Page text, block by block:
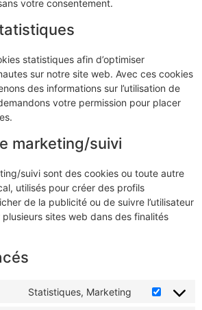
votre consentement.
statistiques afin d’optimiser
sur notre site web. Avec ces cookies
des informations sur l’utilisation de
votre permission pour placer
marketing/suivi
suivi sont des cookies ou toute autre
utilisés pour créer des profils
de la publicité ou de suivre l’utilisateur
sites web dans des finalités
Statistiques, Marketing